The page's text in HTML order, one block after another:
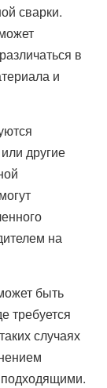
сварки.
в
и
другие
на
быть
требуется
случаях
подходящими.